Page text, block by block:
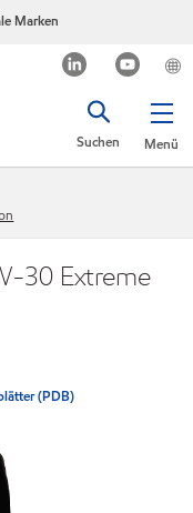
Marken
Menü
Suchen
30 Extreme
(PDB)